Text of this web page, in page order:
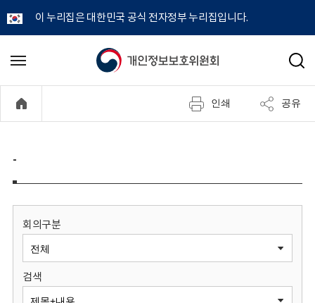
이 누리집은 대한민국 공식 전자정부 누리집입니다.
개
정
보
원
메
기
검
인쇄 공유
-
회의구분
검색